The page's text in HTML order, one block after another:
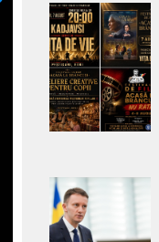
Adaugă
aici textul
pentru
subtitlu
Adaugă
aici textul
pentru